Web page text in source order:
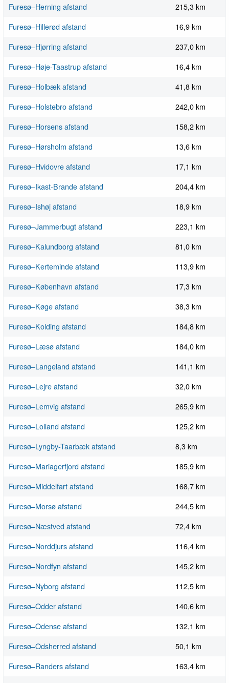
Furesø–Herning afstand
215,3 km
Furesø–Hillerød afstand
16,9 km
Furesø–Hjørring afstand
237,0 km
Furesø–Høje-Taastrup afstand
16,4 km
Furesø–Holbæk afstand
41,8 km
Furesø–Holstebro afstand
242,0 km
Furesø–Horsens afstand
158,2 km
Furesø–Hørsholm afstand
13,6 km
Furesø–Hvidovre afstand
17,1 km
Furesø–Ikast-Brande afstand
204,4 km
Furesø–Ishøj afstand
18,9 km
Furesø–Jammerbugt afstand
223,1 km
Furesø–Kalundborg afstand
81,0 km
Furesø–Kerteminde afstand
113,9 km
Furesø–København afstand
17,3 km
Furesø–Køge afstand
38,3 km
Furesø–Kolding afstand
184,8 km
Furesø–Læsø afstand
184,0 km
Furesø–Langeland afstand
141,1 km
Furesø–Lejre afstand
32,0 km
Furesø–Lemvig afstand
265,9 km
Furesø–Lolland afstand
125,2 km
Furesø–Lyngby-Taarbæk afstand
8,3 km
Furesø–Mariagerfjord afstand
185,9 km
Furesø–Middelfart afstand
168,7 km
Furesø–Morsø afstand
244,5 km
Furesø–Næstved afstand
72,4 km
Furesø–Norddjurs afstand
116,4 km
Furesø–Nordfyn afstand
145,2 km
Furesø–Nyborg afstand
112,5 km
Furesø–Odder afstand
140,6 km
Furesø–Odense afstand
132,1 km
Furesø–Odsherred afstand
50,1 km
Furesø–Randers afstand
163,4 km